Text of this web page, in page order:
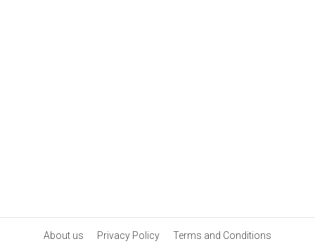
About us Privacy Policy Terms and Conditions